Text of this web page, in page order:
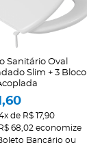
Sanitário Oval
Slim + 3 Bloco
de R$ 17,90
R$ 68,02 economize
Bancário ou